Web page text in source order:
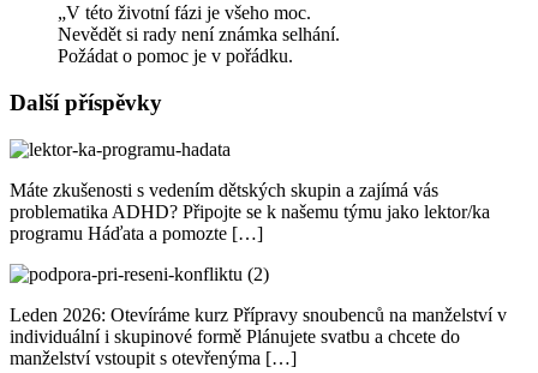
„V této životní fázi je všeho moc.
Nevědět si rady není známka selhání.
Požádat o pomoc je v pořádku.
Další příspěvky
Máte zkušenosti s vedením dětských skupin a zajímá vás
problematika ADHD? Připojte se k našemu týmu jako lektor/ka
programu Háďata a pomozte […]
Leden 2026: Otevíráme kurz Přípravy snoubenců na manželství v
individuální i skupinové formě Plánujete svatbu a chcete do
manželství vstoupit s otevřenýma […]